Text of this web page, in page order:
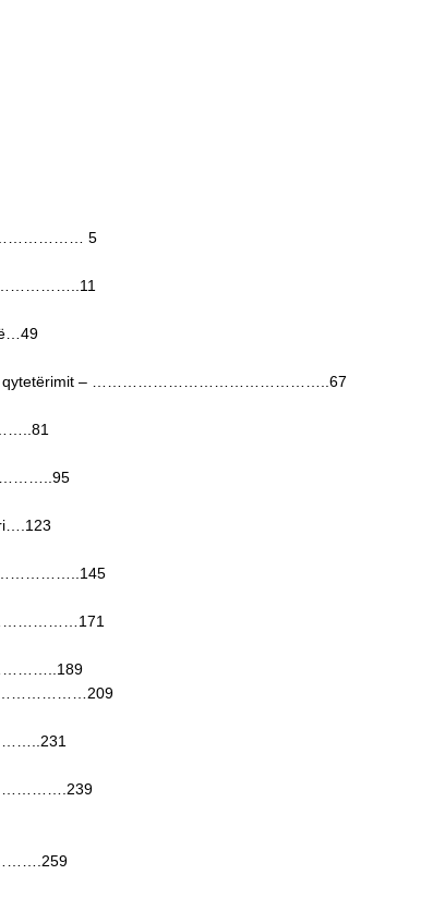
5
rreth qytetërimit – ………………………………………..67